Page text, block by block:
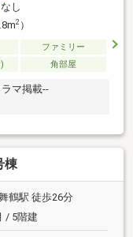
なし
2）
ファミリー
角部屋
マ掲載--
棟
鶴駅 徒歩26分
/ 5階建